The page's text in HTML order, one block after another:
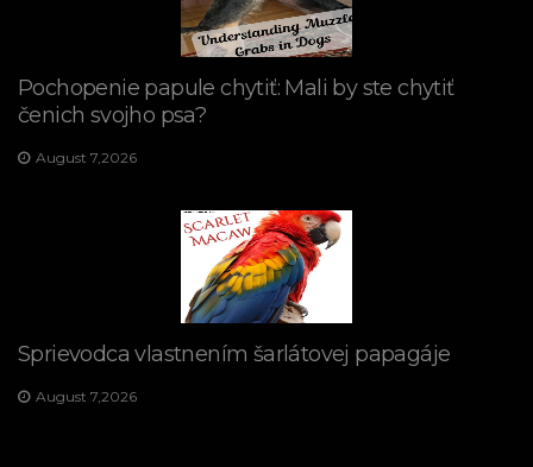
Pochopenie papule chytiť: Mali by ste chytiť
čenich svojho psa?
August 7,2026
Sprievodca vlastnením šarlátovej papagáje
August 7,2026